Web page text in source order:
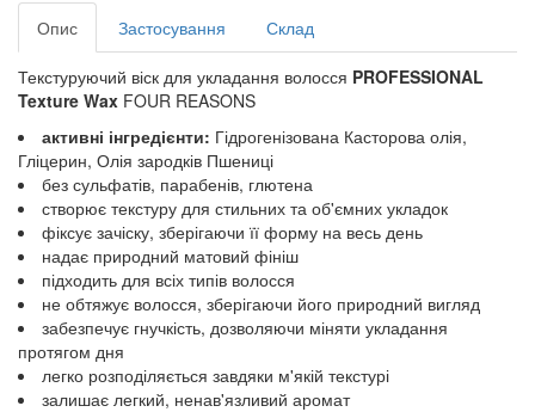
Опис Застосування Склад
Текстуруючий віск для укладання волосся PROFESSIONAL
Texture Wax FOUR REASONS
активні інгредієнти: Гідрогенізована Касторова олія,
Гліцерин, Олія зародків Пшениці
без сульфатів, парабенів, глютена
створює текстуру для стильних та об'ємних укладок
фіксує зачіску, зберігаючи її форму на весь день
надає природний матовий фініш
підходить для всіх типів волосся
не обтяжує волосся, зберігаючи його природний вигляд
забезпечує гнучкість, дозволяючи міняти укладання
протягом дня
легко розподіляється завдяки м'якій текстурі
залишає легкий, ненав'язливий аромат